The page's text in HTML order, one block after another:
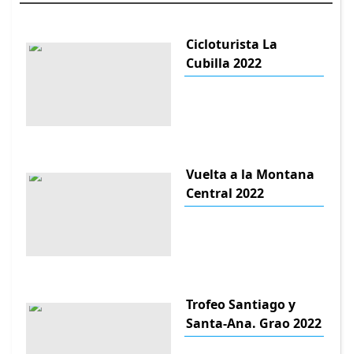
Cicloturista La
Cubilla 2022
Vuelta a la Montana
Central 2022
Trofeo Santiago y
Santa-Ana. Grao 2022